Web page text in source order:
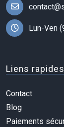
Lun-Ven
Liens rapides
Contact
Blog
Paiements